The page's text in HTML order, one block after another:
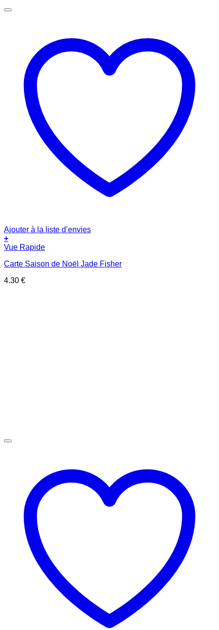
Ajouter à la liste d’envies
+
Vue Rapide
Carte Saison de Noël Jade Fisher
4.30 €